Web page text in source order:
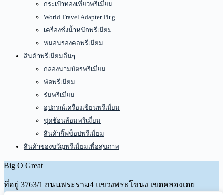
กระเป๋าท่องเที่ยวพรีเมี่ยม
World Travel Adapter Plug
เครื่องชั่งน้ำหนักพรีเมี่ยม
หมอนรองคอพรีเมี่ยม
สินค้าพรีเมี่ยมอื่นๆ
กล่องนามบัตรพรีเมี่ยม
พัดพรีเมี่ยม
ร่มพรีเมี่ยม
อุปกรณ์เครื่องเขียนพรีเมี่ยม
ชุดช้อนส้อมพรีเมี่ยม
สินค้ากิ๊ฟช็อปพรีเมี่ยม
สินค้าของขวัญพรีเมี่ยมเพื่อสุขภาพ
Big O Great
ที่อยู่ 3763/1 ถนนพระราม4 แขวงพระโขนง เขตคลองเตย